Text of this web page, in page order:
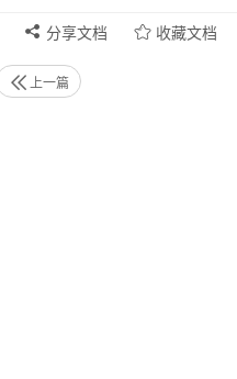
分享文档 收藏文档
上一篇